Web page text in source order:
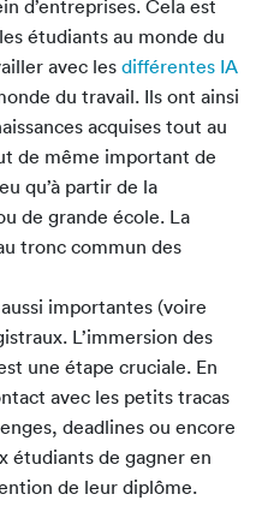
d’entreprises. Cela est
étudiants au monde du
avec les différentes IA
du travail. Ils ont ainsi
acquises tout au
de même important de
qu’à partir de la
de grande école. La
tronc commun des
importantes (voire
L’immersion des
une étape cruciale. En
avec les petits tracas
deadlines ou encore
étudiants de gagner en
de leur diplôme.